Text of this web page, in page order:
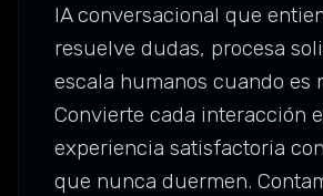
IA conversacional que
resuelve dudas, procesa
escala humanos cuando es
Convierte cada interacción
experiencia satisfactoria
que nunca duermen.